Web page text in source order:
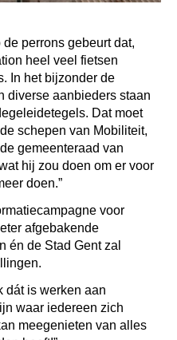
perrons gebeurt dat,
heel veel fietsen
In het bijzonder de
diverse aanbieders staan
Dat moet
schepen van Mobiliteit,
gemeenteraad van
hij zou doen om er voor
doen.”
voor
afgebakende
én de Stad Gent zal
dát is werken aan
waar iedereen zich
meegenieten van alles